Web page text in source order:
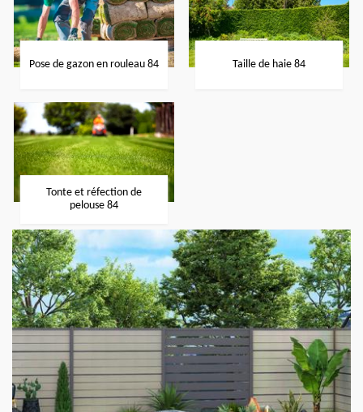
Pose de gazon en rouleau 84 Taille de haie 84
Tonte et réfection de
pelouse 84